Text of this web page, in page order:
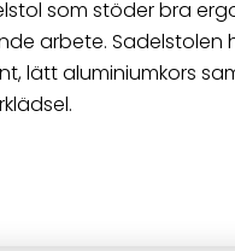
som stöder bra
arbete. Sadelstolen
lätt aluminiumkors